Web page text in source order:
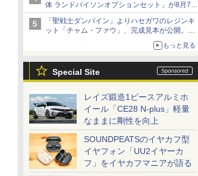
体 ランドバイソンオプションセット」が8月7日
から予約受付開始！
「聖戦士ダンバイン」よりハセガワのレジンキ
ット「チャム・ファウ」、完成見本が公開。9
もっと見る
Special Site
レイズ鍛造1ピースアルミホ
イール「CE28 N-plus」軽量
なままに剛性を向上
SOUNDPEATSのイヤカフ型
イヤフォン「UU2イヤーカ
フ」をイヤカフマニアが語る